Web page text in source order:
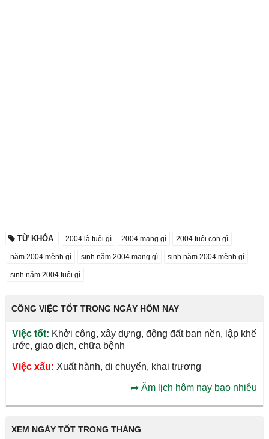
TỪ KHÓA 2004 là tuổi gì 2004 mạng gì 2004 tuổi con gì
năm 2004 mệnh gì sinh năm 2004 mạng gì sinh năm 2004 mệnh gì
sinh năm 2004 tuổi gì
CÔNG VIỆC TỐT TRONG NGÀY HÔM NAY
Việc tốt: Khởi công, xây dựng, động đất ban nền, lập khế
ước, giao dịch, chữa bệnh
Việc xấu: Xuất hành, di chuyển, khai trương
➦Âm lịch hôm nay bao nhiêu
XEM NGÀY TỐT TRONG THÁNG